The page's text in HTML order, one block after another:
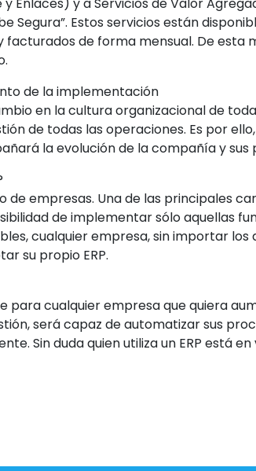
Segura”. Estos servicios están
facturados de forma mensual. De esta
de la implementación
en la cultura organizacional de
de todas las operaciones. Es por
la evolución de la compañía y sus
de empresas. Una de las principales
de implementar sólo aquellas
, cualquier empresa, sin importar
su propio ERP.
para cualquier empresa que quiera
será capaz de automatizar sus
Sin duda quien utiliza un ERP está